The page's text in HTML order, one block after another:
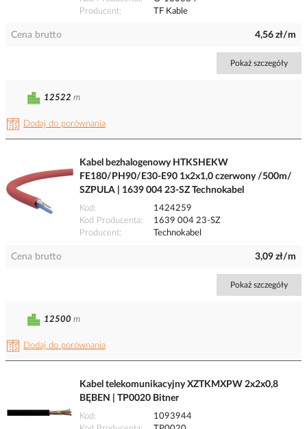
Producent
TF Kable
Cena brutto 4,56 zł/m
Pokaż szczegóły
Dodaj do porównania
12522 m
Kabel bezhalogenowy HTKSHEKW
FE180/PH90/E30-E90 1x2x1,0 czerwony /500m/
SZPULA | 1639 004 23-SZ Technokabel
Kod
1424259
Kod Producenta
1639 004 23-SZ
Producent
Technokabel
Cena brutto 3,09 zł/m
Pokaż szczegóły
Dodaj do porównania
12500 m
Kabel telekomunikacyjny XZTKMXPW 2x2x0,8
BĘBEN | TP0020 Bitner
Kod
1093944